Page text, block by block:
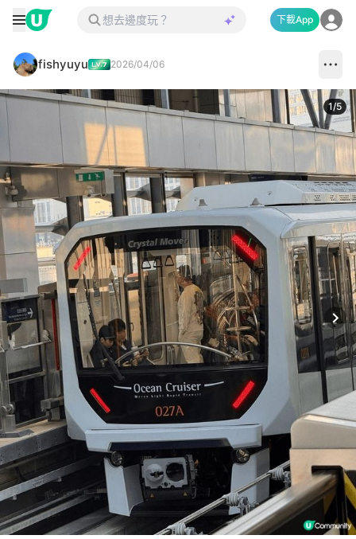
下載App
fishyuyu 2026/04/06
1/5